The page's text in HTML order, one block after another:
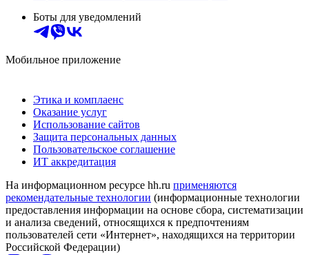
Боты для уведомлений
Мобильное приложение
Этика и комплаенс
Оказание услуг
Использование сайтов
Защита персональных данных
Пользовательское соглашение
ИТ аккредитация
На информационном ресурсе hh.ru применяются
рекомендательные технологии (информационные технологии
предоставления информации на основе сбора, систематизации
и анализа сведений, относящихся к предпочтениям
пользователей сети «Интернет», находящихся на территории
Российской Федерации)